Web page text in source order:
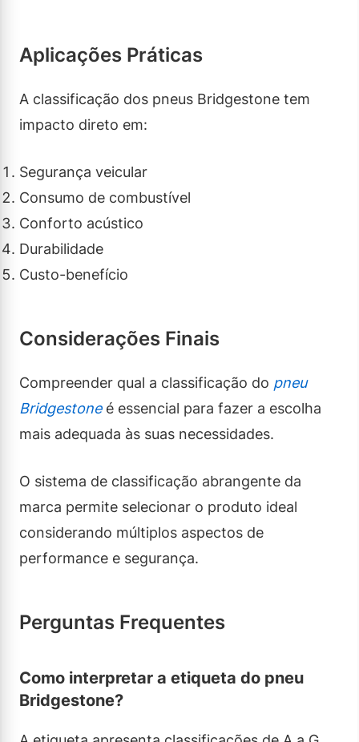
Aplicações Práticas
A classificação dos pneus Bridgestone tem
impacto direto em:
Segurança veicular
Consumo de combustível
Conforto acústico
Durabilidade
Custo-benefício
Considerações Finais
Compreender qual a classificação do pneu
Bridgestoneé essencial para fazer a escolha
mais adequada às suas necessidades.
O sistema de classificação abrangente da
marca permite selecionar o produto ideal
considerando múltiplos aspectos de
performance e segurança.
Perguntas Frequentes
Como interpretar a etiqueta do pneu
Bridgestone?